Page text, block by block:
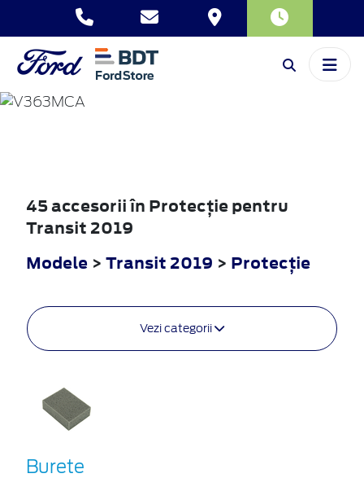
TRANSIT
45 accesorii în Protecţie pentru
Transit 2019
Modele > Transit 2019 > Protecţie
Vezi categorii
Burete